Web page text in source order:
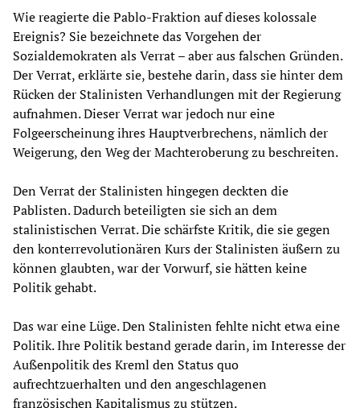
Wie reagierte die Pablo-Fraktion auf dieses kolossale
Ereignis? Sie bezeichnete das Vorgehen der
Sozialdemokraten als Verrat – aber aus falschen Gründen.
Der Verrat, erklärte sie, bestehe darin, dass sie hinter dem
Rücken der Stalinisten Verhandlungen mit der Regierung
aufnahmen. Dieser Verrat war jedoch nur eine
Folgeerscheinung ihres Hauptverbrechens, nämlich der
Weigerung, den Weg der Machteroberung zu beschreiten.
Den Verrat der Stalinisten hingegen deckten die
Pablisten. Dadurch beteiligten sie sich an dem
stalinistischen Verrat. Die schärfste Kritik, die sie gegen
den konterrevolutionären Kurs der Stalinisten äußern zu
können glaubten, war der Vorwurf, sie hätten keine
Politik gehabt.
Das war eine Lüge. Den Stalinisten fehlte nicht etwa eine
Politik. Ihre Politik bestand gerade darin, im Interesse der
Außenpolitik des Kreml den Status quo
aufrechtzuerhalten und den angeschlagenen
französischen Kapitalismus zu stützen.